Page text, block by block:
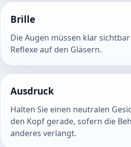
Brille
Die Augen müssen klar
Reflexe auf den Gläsern.
Ausdruck
Halten Sie einen neutralen
den Kopf gerade, sofern die
anderes verlangt.